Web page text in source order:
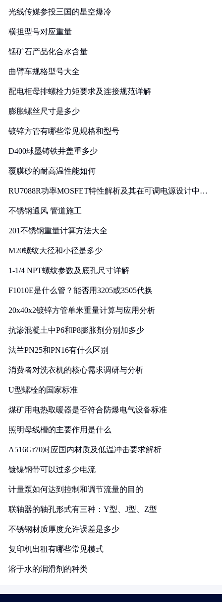
光线传媒参投三国的星空爆冷
横担型号对应重量
锰矿石产品化合水含量
曲臂车规格型号大全
配电柜母排螺栓力矩要求及连接规范详解
膨胀螺丝尺寸是多少
镀锌方管有哪些常见规格和型号
D400球墨铸铁井盖重多少
覆膜砂的耐高温性能如何
RU7088R功率MOSFET特性解析及其在可调电源设计中的
不锈钢通风 管道施工
201不锈钢重量计算方法大全
M20螺纹大径和小径是多少
1-1/4 NPT螺纹参数及底孔尺寸详解
F1010E是什么管？能否用3205或3505代换
20x40x2镀锌方管单米重量计算与应用分析
抗渗混凝土中P6和P8膨胀剂分别加多少
法兰PN25和PN16有什么区别
消费者对洗衣机的核心需求调研与分析
U型螺栓的国家标准
煤矿用电热取暖器是否符合防爆电气设备标准
照明母线槽的主要作用是什么
A516Gr70对应国内材质及低温冲击要求解析
镀镍钢带可以过多少电流
计量泵如何达到控制和调节流量的目的
联轴器的轴孔形式有三种：Y型、J型、Z型
不锈钢材质厚度允许误差是多少
复印机出租有哪些常见模式
溶于水的润滑剂的种类